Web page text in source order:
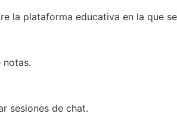
la plataforma educativa en la que
notas.
sesiones de chat.